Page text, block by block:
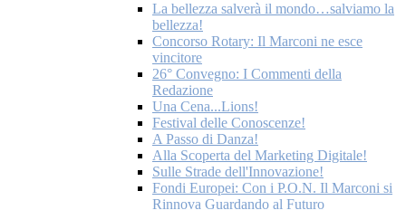
La bellezza salverà il mondo…salviamo la
bellezza!
Concorso Rotary: Il Marconi ne esce
vincitore
26° Convegno: I Commenti della
Redazione
Una Cena...Lions!
Festival delle Conoscenze!
A Passo di Danza!
Alla Scoperta del Marketing Digitale!
Sulle Strade dell'Innovazione!
Fondi Europei: Con i P.O.N. Il Marconi si
Rinnova Guardando al Futuro